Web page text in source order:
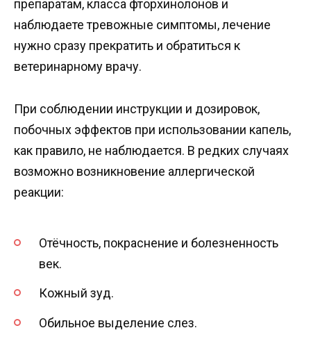
препаратам, класса фторхинолонов и
наблюдаете тревожные симптомы, лечение
нужно сразу прекратить и обратиться к
ветеринарному врачу.
При соблюдении инструкции и дозировок,
побочных эффектов при использовании капель,
как правило, не наблюдается. В редких случаях
возможно возникновение аллергической
реакции:
Отёчность, покраснение и болезненность
век.
Кожный зуд.
Обильное выделение слез.